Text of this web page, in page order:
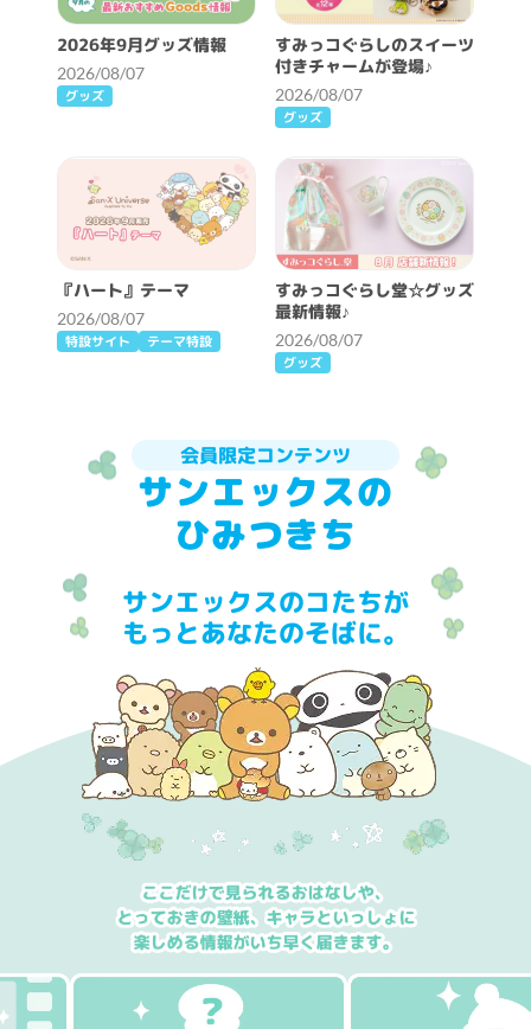
2026年9月グッズ情報
2026/08/07
グッズ
すみっコぐらしのスイーツ
付きチャームが登場♪
2026/08/07
グッズ
『ハート』テーマ
2026/08/07
特設サイト テーマ特設
すみっコぐらし堂☆グッズ
最新情報♪
2026/08/07
グッズ
会員限定コンテンツ
サンエックスの
ひみつきち
サンエックスのコたちが
もっとあなたのそばに。